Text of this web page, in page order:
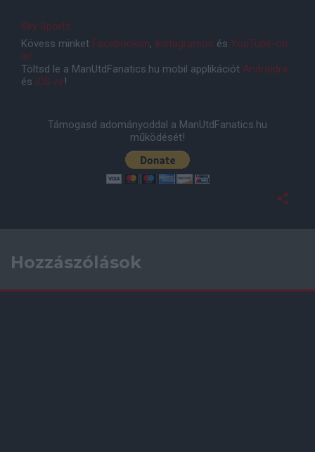
Sky Sports
Kövess minket Facebookon, Instagramon és YouTube-on
is!
Töltsd le a ManUtdFanatics.hu mobil applikációt Androidra
és iOS-re!
Támogasd adományoddal a ManUtdFanatics.hu
működését!
Hozzászólások